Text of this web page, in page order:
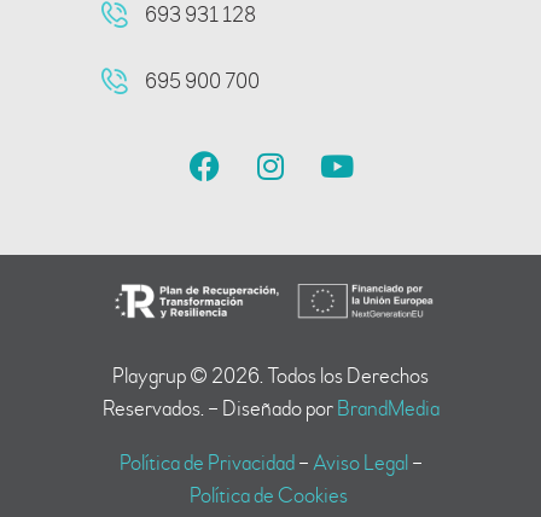
693 931 128
695 900 700
Playgrup © 2026. Todos los Derechos
Reservados. – Diseñado porBrandMedia
Política de Privacidad–Aviso Legal–
Política de Cookies